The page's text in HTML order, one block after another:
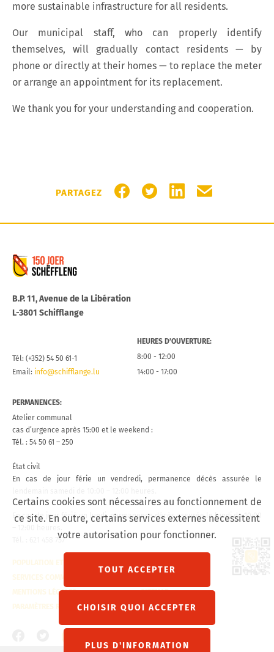
Lien
more sustainable infrastructure for all residents.
Our municipal staff, who can properly identify
themselves, will gradually contact residents — by
phone or directly at their homes — to replace the meter
or arrange an appointment for its replacement.
We thank you for your understanding and cooperation.
PARTAGEZ
PARTAGER SUR FACEBOOK
PARTAGER SUR TWITTER
PARTAGER SUR
PARTAGER
B.P. 11, Avenue de la Libération
L-3801 Schifflange
Tél: (+352) 54 50 61-1
Email: info@schifflange.lu
HEURES D’OUVERTURE:
8:00 - 12:00
14:00 - 17:00
PERMANENCES:
Atelier communal
cas d’urgence après 15:00 et le weekend :
Tél. : 54 50 61 – 250
État civil
En cas de jour férie un vendredi, permanence décès assurée le
En cas de jour férié un lundi, permanence décès assurée le lundi de 10:00
Tél. : 621 458 757
POPULATION ET ÉTAT CIVIL
SERVICES COMMUNAUX
MENTIONS LÉGALES
PARAMÈTRES RGPD
SITEMAP
Certains cookies sont nécessaires au fonctionnement de
ce site. En outre, certains services externes nécessitent
votre autorisation pour fonctionner.
TOUT ACCEPTER
CHOISIR QUOI ACCEPTER
PLUS D'INFORMATION